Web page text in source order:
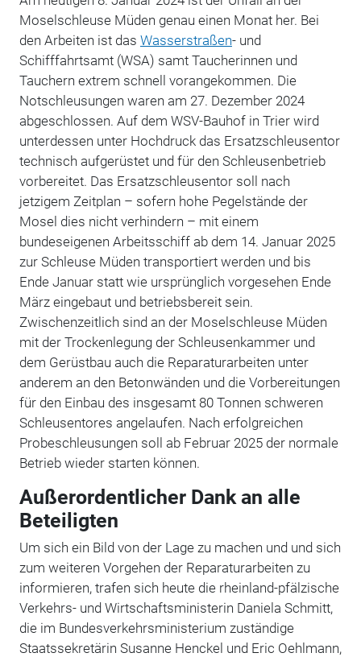
Moselschleuse Müden genau einen Monat her. Bei
den Arbeiten ist das Wasserstraßen- und
Schifffahrtsamt (WSA) samt Taucherinnen und
Tauchern extrem schnell vorangekommen. Die
Notschleusungen waren am 27. Dezember 2024
abgeschlossen. Auf dem WSV-Bauhof in Trier wird
unterdessen unter Hochdruck das Ersatzschleusentor
technisch aufgerüstet und für den Schleusenbetrieb
vorbereitet. Das Ersatzschleusentor soll nach
jetzigem Zeitplan – sofern hohe Pegelstände der
Mosel dies nicht verhindern – mit einem
bundeseigenen Arbeitsschiff ab dem 14. Januar 2025
zur Schleuse Müden transportiert werden und bis
Ende Januar statt wie ursprünglich vorgesehen Ende
März eingebaut und betriebsbereit sein.
Zwischenzeitlich sind an der Moselschleuse Müden
mit der Trockenlegung der Schleusenkammer und
dem Gerüstbau auch die Reparaturarbeiten unter
anderem an den Betonwänden und die Vorbereitungen
für den Einbau des insgesamt 80 Tonnen schweren
Schleusentores angelaufen. Nach erfolgreichen
Probeschleusungen soll ab Februar 2025 der normale
Betrieb wieder starten können.
Außerordentlicher Dank an alle
Beteiligten
Um sich ein Bild von der Lage zu machen und und sich
zum weiteren Vorgehen der Reparaturarbeiten zu
informieren, trafen sich heute die rheinland-pfälzische
Verkehrs- und Wirtschaftsministerin Daniela Schmitt,
die im Bundesverkehrsministerium zuständige
Staatssekretärin Susanne Henckel und Eric Oehlmann,